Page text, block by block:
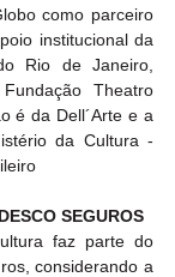
como parceiro
institucional da
Rio de Janeiro,
Theatro
é da Dell´Arte e a
da Cultura -
SEGUROS
faz parte do
considerando a